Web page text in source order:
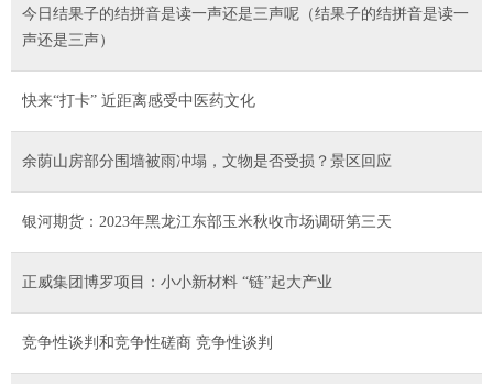
今日结果子的结拼音是读一声还是三声呢（结果子的结拼音是读一
声还是三声）
快来“打卡” 近距离感受中医药文化
余荫山房部分围墙被雨冲塌，文物是否受损？景区回应
银河期货：2023年黑龙江东部玉米秋收市场调研第三天
正威集团博罗项目：小小新材料 “链”起大产业
竞争性谈判和竞争性磋商 竞争性谈判